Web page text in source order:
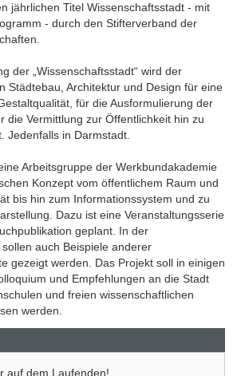
jährlichen Titel Wissenschaftsstadt - mit
- durch den Stifterverband der
der „Wissenschaftsstadt“ wird der
Städtebau, Architektur und Design für eine
für die Ausformulierung der
die Vermittlung zur Öffentlichkeit hin zu
Jedenfalls in Darmstadt.
Arbeitsgruppe der Werkbundakademie
Konzept vom öffentlichem Raum und
bis hin zum Informationssystem und zu
Dazu ist eine Veranstaltungsserie
geplant. In der
auch Beispiele anderer
gezeigt werden. Das Projekt soll in einigen
und Empfehlungen an die Stadt
und freien wissenschaftlichen
werden.
auf dem Laufenden!